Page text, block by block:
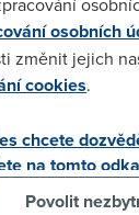
povinnost
se změnou a
úřad
udělilO2pokutu
osobních
změnit jejich
cookies.
chcete
na tomto
Povolit